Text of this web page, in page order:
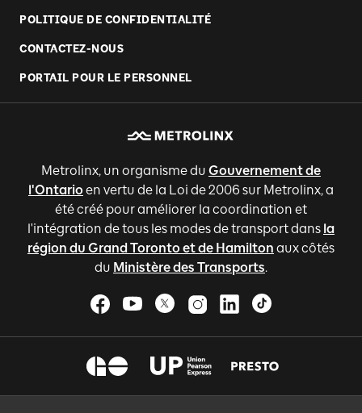
POLITIQUE DE CONFIDENTIALITÉ
CONTACTEZ-NOUS
PORTAIL POUR LE PERSONNEL
Metrolinx, un organisme du Gouvernement de
l'Ontario en vertu de la Loi de 2006 sur Metrolinx, a
été créé pour améliorer la coordination et
l'intégration de tous les modes de transport dans la
région du Grand Toronto et de Hamilton aux côtés
du Ministère des Transports.